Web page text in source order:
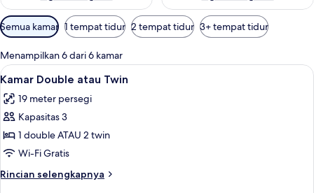
Filter
tersedia
untuk
kamar
Semua kamar 1 tempat tidur 2 tempat tidur 3+ tempat tidur
Menampilkan 6 dari 6 kamar
Lihat
semua
foto
untuk
Kamar
Double
atau
Twin
Meja kerja, tempat tidur bayi (biaya
3
Kamar Double atau Twin
19 meter persegi
Kapasitas 3
1 double ATAU 2 twin
Wi-Fi Gratis
Rincian selengkapnya
Rincian